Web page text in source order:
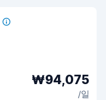
₩94,075
/일